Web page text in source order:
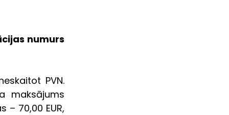
numurs
PVN.
maksājums
70,00 EUR,